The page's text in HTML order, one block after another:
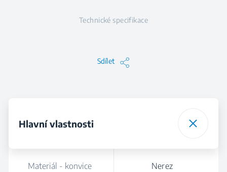
Technické specifikace
Sdílet
Hlavní vlastnosti
Materiál - konvice Nerez